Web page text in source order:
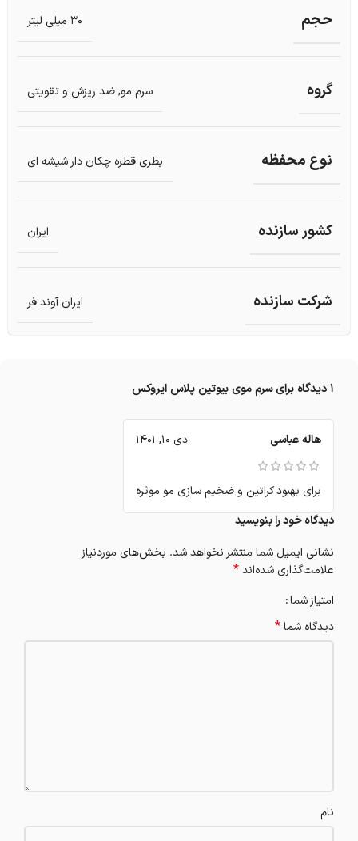
حجم 30 میلی لیتر
گروه سرم مو,ضد ریزش و تقویتی
نوع محفظه بطری قطره چکان دار شیشه ای
کشور سازنده ایران
شرکت سازنده ایران آوند فر
1 دیدگاه برای سرم موی بیوتین پلاس ایروکس
هاله عباسی دی 10, 1401
برای بهبود کراتین و ضخیم سازی مو موثره
دیدگاه خود را بنویسید
نشانی ایمیل شما منتشر نخواهد شد. بخش‌های موردنیاز
علامت‌گذاری شده‌اند*
امتیاز شما
دیدگاه شما*
نام